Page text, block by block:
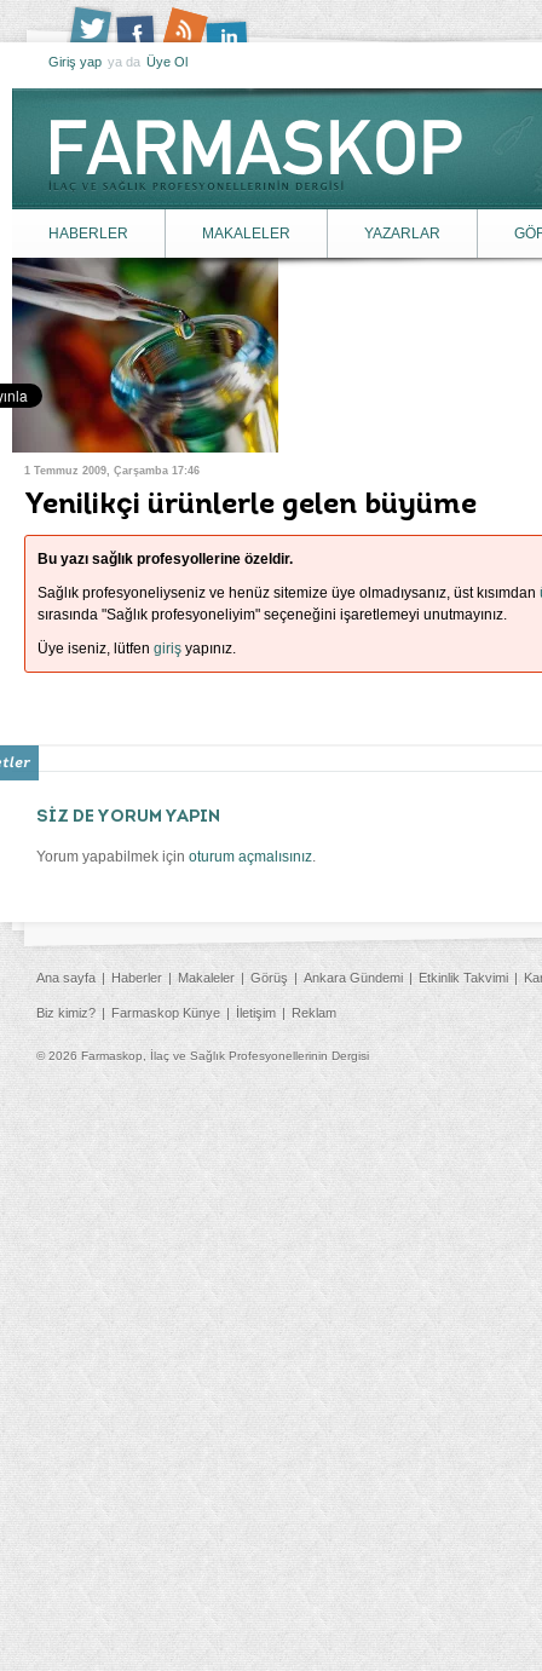
Giriş yap ya da Üye Ol
HABERLER MAKALELER YAZARLAR
1 Temmuz 2009, Çarşamba 17:46
Yenilikçi ürünlerle gelen büyüme
Bu yazı sağlık profesyollerine özeldir.
Sağlık profesyoneliyseniz ve henüz sitemize üye olmadıysanız, üst kısımdan
sırasında "Sağlık profesyoneliyim" seçeneğini işaretlemeyi unutmayınız.
Üye iseniz, lütfen giriş yapınız.
SİZ DE YORUM YAPIN
Yorum yapabilmek için oturum açmalısınız.
Ana sayfa Haberler Makaleler Görüş Ankara Gündemi Etkinlik Takvimi
Biz kimiz? Farmaskop Künye İletişim Reklam
© 2026 Farmaskop, İlaç ve Sağlık Profesyonellerinin Dergisi